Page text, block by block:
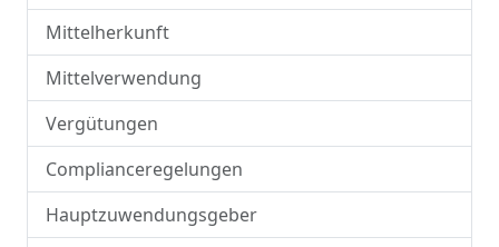
Mittelherkunft
Mittelverwendung
Vergütungen
Complianceregelungen
Hauptzuwendungsgeber